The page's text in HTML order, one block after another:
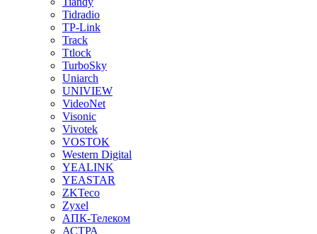
Tidradio
TP-Link
Track
Ttlock
TurboSky
Uniarch
UNIVIEW
VideoNet
Visonic
Vivotek
VOSTOK
Western Digital
YEALINK
YEASTAR
ZKTeco
Zyxel
АПК-Телеком
АСТРА